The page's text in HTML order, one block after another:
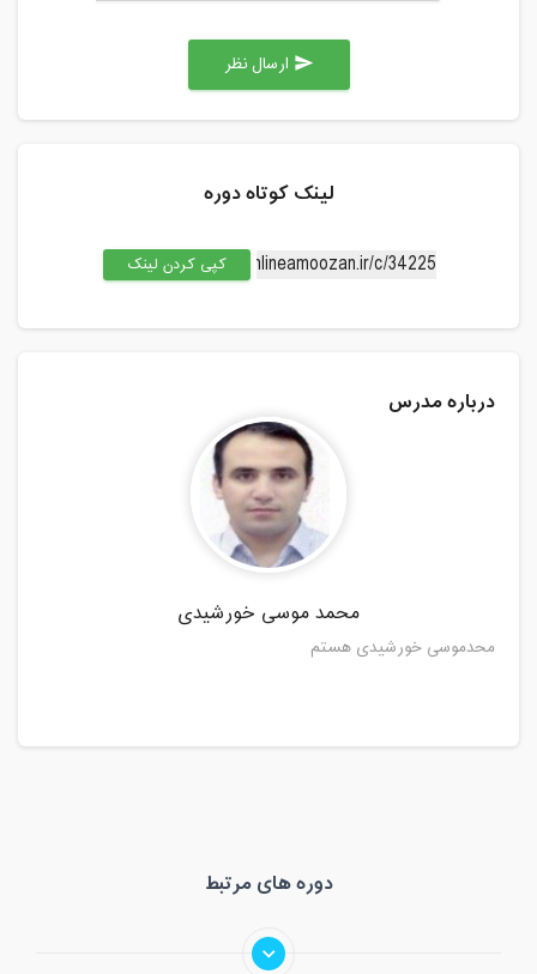
send
لینک کوتاه دوره
کپی کردن لینک
درباره مدرس
محمد موسی خورشیدی
محدموسی خورشیدی هستم
دوره های مرتبط